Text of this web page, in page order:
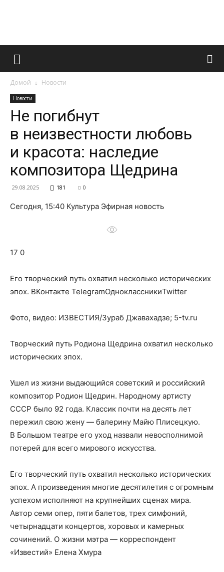
Французский
и
все
о
Домой Новости
Новости
Не погибнут
в неизвестности любовь
и красота: наследие
композитора Щедрина
29.08.2025 181 0
Сегодня, 15:40 Культура Эфирная новость
17 0
Его творческий путь охватил несколько исторических
эпох. ВКонтакте TelegramОдноклассникиTwitter
Фото, видео: ИЗВЕСТИЯ/Зураб Джавахадзе; 5-tv.ru
Творческий путь Родиона Щедрина охватил несколько
исторических эпох.
Ушел из жизни выдающийся советский и российский
композитор Родион Щедрин. Народному артисту
СССР было 92 года. Классик почти на десять лет
пережил свою жену — балерину Майю Плисецкую.
В Большом театре его уход назвали невосполнимой
потерей для всего мирового искусства.
Его творческий путь охватил несколько исторических
эпох. А произведения многие десятилетия с огромным
успехом исполняют на крупнейших сценах мира.
Автор семи опер, пяти балетов, трех симфоний,
четырнадцати концертов, хоровых и камерных
сочинений. О жизни мэтра — корреспондент
«Известий» Елена Хмура